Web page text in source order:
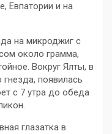
Евпатории и на
на микроджиг с
около грамма,
Вокруг Ялты, в
появилась
с 7 утра до обеда
глазатка в